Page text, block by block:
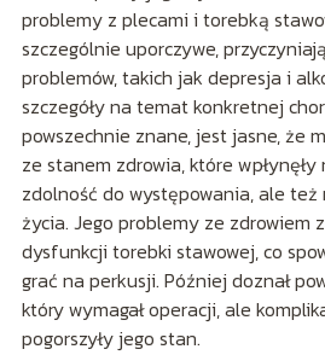
problemy z plecami i torebką
szczególnie uporczywe,
problemów, takich jak depresja i
szczegóły na temat konkretnej
powszechnie znane, jest jasne, że
ze stanem zdrowia, które
zdolność do występowania, ale
życia. Jego problemy ze zdrowiem
dysfunkcji torebki stawowej, co
grać na perkusji. Później doznał
który wymagał operacji, ale
pogorszyły jego stan.